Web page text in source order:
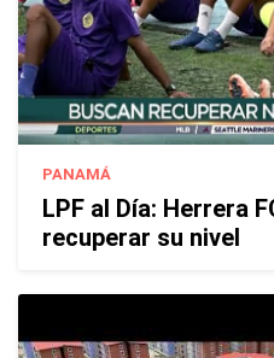
PANAMÁ
LPF al Día: Herrera
recuperar su nivel